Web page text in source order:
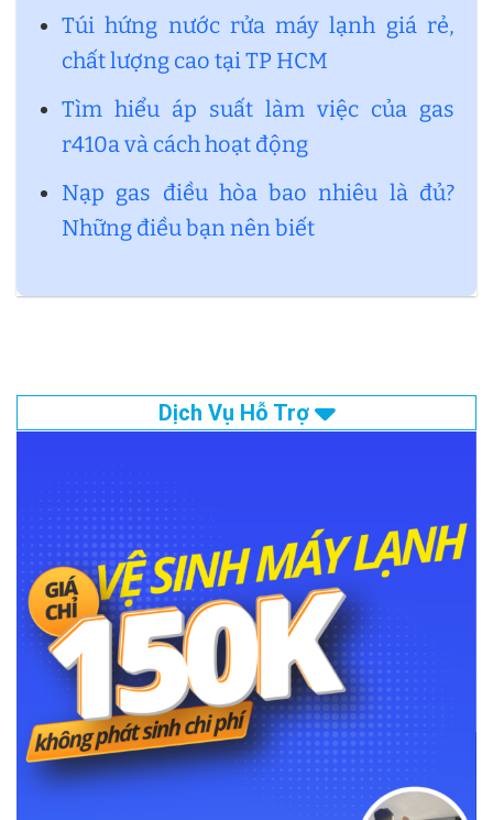
Túi hứng nước rửa máy lạnh giá rẻ,
chất lượng cao tại TP HCM
Tìm hiểu áp suất làm việc của gas
r410a và cách hoạt động
Nạp gas điều hòa bao nhiêu là đủ?
Những điều bạn nên biết
Dịch Vụ Hỗ Trợ